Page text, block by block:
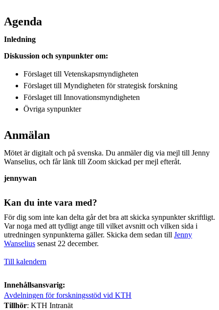
Agenda
Inledning
Diskussion och synpunkter om:
Förslaget till Vetenskapsmyndigheten
Förslaget till Myndigheten för strategisk forskning
Förslaget till Innovationsmyndigheten
Övriga synpunkter
Anmälan
Mötet är digitalt och på svenska. Du anmäler dig via mejl till Jenny
Wanselius, och får länk till Zoom skickad per mejl efteråt.
jennywan
Kan du inte vara med?
För dig som inte kan delta går det bra att skicka synpunkter skriftligt.
Var noga med att tydligt ange till vilket avsnitt och vilken sida i
utredningen synpunkterna gäller. Skicka dem sedan till Jenny
Wanselius senast 22 december.
Till kalendern
Innehållsansvarig:
Avdelningen för forskningsstöd vid KTH
Tillhör: KTH Intranät